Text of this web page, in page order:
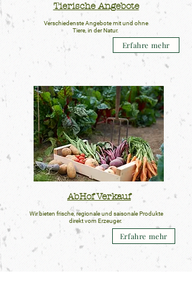
Tierische Angebote
Verschiedenste Angebote mit und ohne
Tiere, in der Natur.
Erfahre mehr
AbHof Verkauf
Wir bieten frische, regionale und saisonale Produkte
direkt vom Erzeuger.
Erfahre mehr